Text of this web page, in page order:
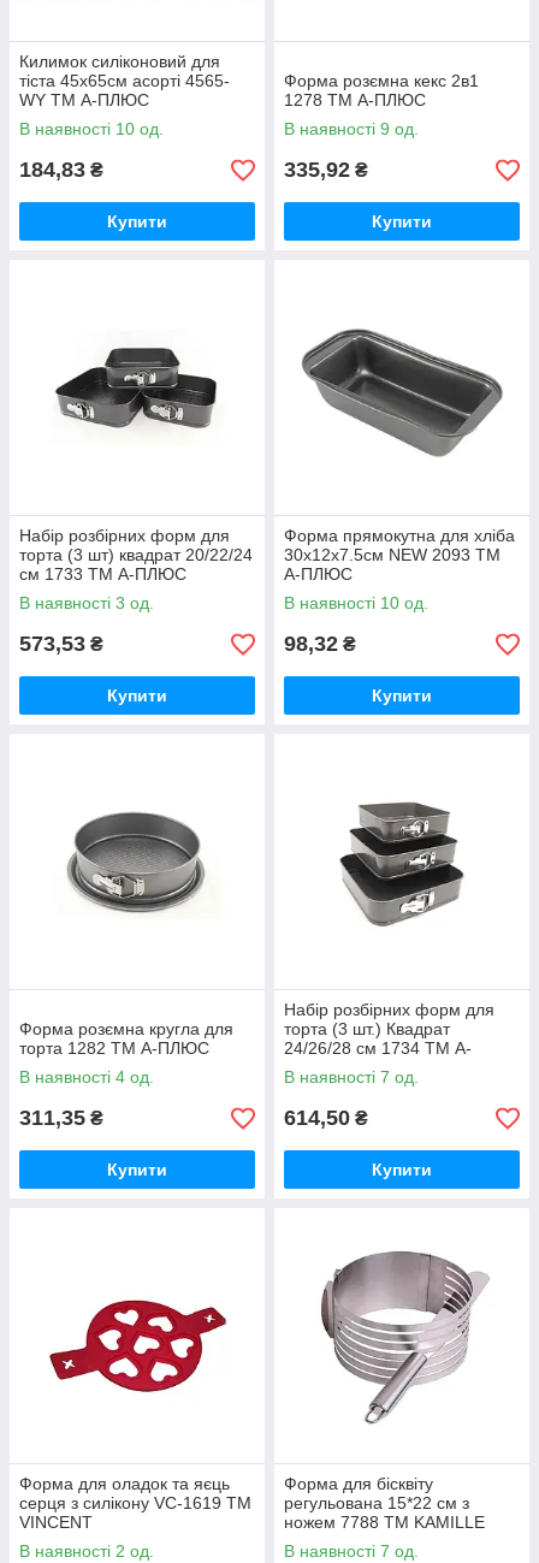
Килимок силіконовий для
тіста 45х65см асорті 4565-
WY ТМ А-ПЛЮС
В наявності 10 од.
184,83 ₴
Купити
Форма розємна кекс 2в1
1278 ТМ А-ПЛЮС
В наявності 9 од.
335,92 ₴
Купити
Набір розбірних форм для
торта (3 шт) квадрат 20/22/24
см 1733 ТМ А-ПЛЮС
В наявності 3 од.
573,53 ₴
Купити
Форма прямокутна для хліба
30х12х7.5см NEW 2093 ТМ
А-ПЛЮС
В наявності 10 од.
98,32 ₴
Купити
Форма розємна кругла для
торта 1282 ТМ А-ПЛЮС
В наявності 4 од.
311,35 ₴
Купити
Набір розбірних форм для
торта (3 шт.) Квадрат
24/26/28 см 1734 ТМ А-
ПЛЮС
В наявності 7 од.
614,50 ₴
Купити
Форма для оладок та яєць
серця з силікону VC-1619 ТМ
VINCENT
В наявності 2 од.
Форма для бісквіту
регульована 15*22 см з
ножем 7788 ТМ KAMILLE
В наявності 7 од.